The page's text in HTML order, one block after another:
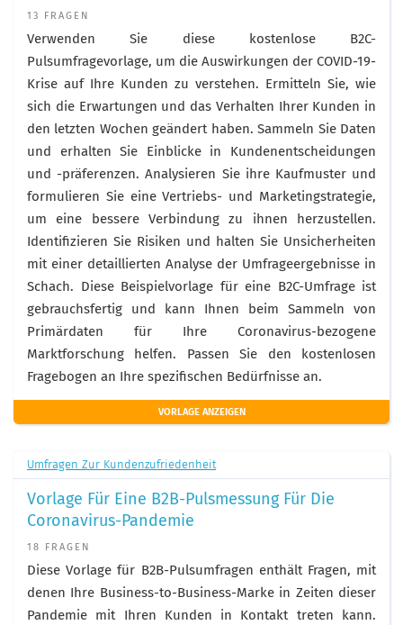
13 FRAGEN
Verwenden Sie diese kostenlose B2C-
Pulsumfragevorlage, um die Auswirkungen der COVID-19-
Krise auf Ihre Kunden zu verstehen. Ermitteln Sie, wie
sich die Erwartungen und das Verhalten Ihrer Kunden in
den letzten Wochen geändert haben. Sammeln Sie Daten
und erhalten Sie Einblicke in Kundenentscheidungen
und -präferenzen. Analysieren Sie ihre Kaufmuster und
formulieren Sie eine Vertriebs- und Marketingstrategie,
um eine bessere Verbindung zu ihnen herzustellen.
Identifizieren Sie Risiken und halten Sie Unsicherheiten
mit einer detaillierten Analyse der Umfrageergebnisse in
Schach. Diese Beispielvorlage für eine B2C-Umfrage ist
gebrauchsfertig und kann Ihnen beim Sammeln von
Primärdaten für Ihre Coronavirus-bezogene
Marktforschung helfen. Passen Sie den kostenlosen
Fragebogen an Ihre spezifischen Bedürfnisse an.
VORLAGE ANZEIGEN
Umfragen Zur Kundenzufriedenheit
Vorlage Für Eine B2B-Pulsmessung Für Die
Coronavirus-Pandemie
18 FRAGEN
Diese Vorlage für B2B-Pulsumfragen enthält Fragen, mit
denen Ihre Business-to-Business-Marke in Zeiten dieser
Pandemie mit Ihren Kunden in Kontakt treten kann.